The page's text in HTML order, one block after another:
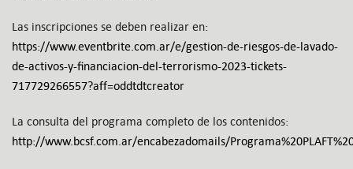
Las inscripciones se deben realizar en:
https://www.eventbrite.com.ar/e/gestion-de-riesgos-de-lavado-
de-activos-y-financiacion-del-terrorismo-2023-tickets-
717729266557?aff=oddtdtcreator
La consulta del programa completo de los contenidos:
http://www.bcsf.com.ar/encabezadomails/